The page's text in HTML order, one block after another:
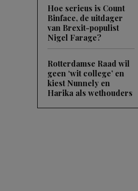
Hoe serieus is Count
Binface, de uitdager
van Brexit-populist
Nigel Farage?
Rotterdamse Raad wil
geen ‘wit college’ en
kiest Nunnely en
Harika als wethouders